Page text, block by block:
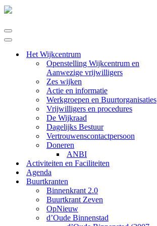
Navigatie
Menu
Navigatie
Het Wijkcentrum
Openstelling Wijkcentrum en
Aanwezige vrijwilligers
Zes wijken
Actie en informatie
Werkgroepen en Buurtorganisaties
Vrijwilligers en procedures
De Wijkraad
Dagelijks Bestuur
Vertrouwenscontactpersoon
Doneren
ANBI
Activiteiten en Faciliteiten
Agenda
Buurtkranten
Binnenkrant 2.0
Buurtkrant Zeven
OpNieuw
d’Oude Binnenstad